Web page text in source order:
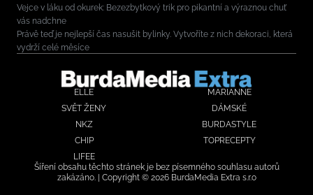
Vejce v láku od okurek: Bezezbytkový trik pro pikantní a výraznou chuť
vás nadchne
Právě teď je nejlepší čas nasušit bylinky. Vytvoříte z nich dekoraci, která
vydrží celé měsíce
ELLE
MARIANNE
SVĚT ŽENY
DÁMSKÉ
NKZ
BURDASTYLE
CHIP
TOPRECEPTY
LIFEE
Šíření obsahu těchto stránek je bez písemného souhlasu autorů
zakázáno. | Copyright © 2026 BurdaMedia Extra s.r.o